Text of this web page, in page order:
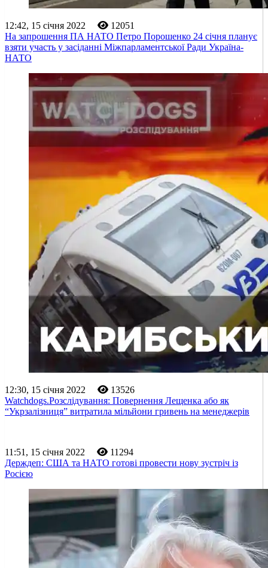
12:42, 15 січня 2022
12051
На запрошення ПА НАТО Петро Порошенко 24 січня планує
взяти участь у засіданні Міжпарламентської Ради Україна-
НАТО
12:30, 15 січня 2022
13526
Watchdogs.Розслідування: Повернення Лещенка або як
“Укрзалізниця” витратила мільйони гривень на менеджерів
11:51, 15 січня 2022
11294
Держдеп: США та НАТО готові провести нову зустріч із
Росією